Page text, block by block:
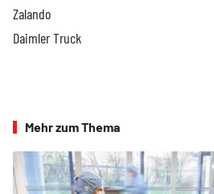
Zalando
Daimler Truck
Mehr zum Thema